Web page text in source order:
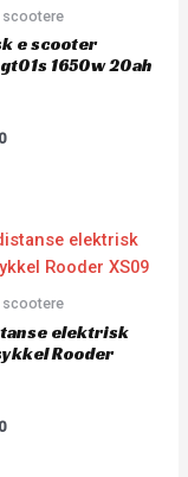
scootere
e scooter
1650w 20ah
scootere
elektrisk
Rooder